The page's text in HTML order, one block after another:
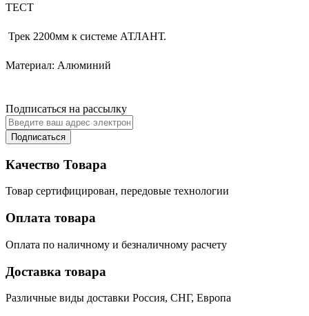
ТЕСТ
Трек 2200мм к системе АТЛАНТ.
Материал: Алюминий
Подписаться на рассылку
Подписаться
Качество Товара
Товар сертифицирован, передовые технологии
Оплата товара
Оплата по наличному и безналичному расчету
Доставка товара
Различные виды доставки Россия, СНГ, Европа